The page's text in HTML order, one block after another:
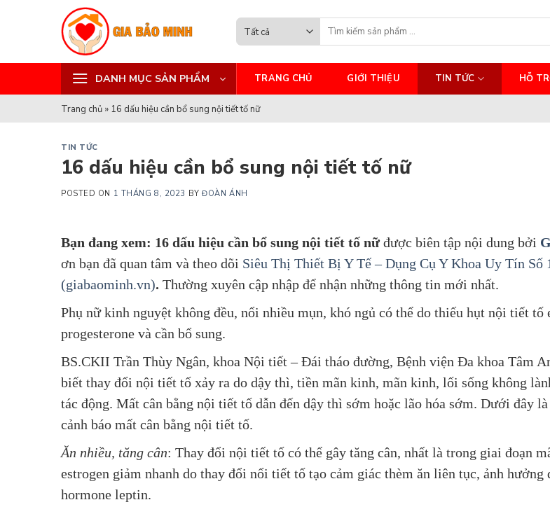
for:
DANH MỤC SẢN PHẨM TRANG CHỦ GIỚI THIỆU TIN TỨC HỖ
Trang chủ » 16 dấu hiệu cần bổ sung nội tiết tố nữ
TIN TỨC
16 dấu hiệu cần bổ sung nội tiết tố nữ
POSTED ON 1 THÁNG 8, 2023 BYĐOÀN ÁNH
Bạn đang xem: 16 dấu hiệu cần bổ sung nội tiết tố nữđược biên tập nội dung bởi
ơn bạn đã quan tâm và theo dõi Siêu Thị Thiết Bị Y Tế – Dụng Cụ Y Khoa Uy Tín Số
(giabaominh.vn). Thường xuyên cập nhập để nhận những thông tin mới nhất.
Phụ nữ kinh nguyệt không đều, nổi nhiều mụn, khó ngủ có thể do thiếu hụt nội tiết tố
progesterone và cần bổ sung.
BS.CKII Trần Thùy Ngân, khoa Nội tiết – Đái tháo đường, Bệnh viện Đa khoa Tâm
biết thay đổi nội tiết tố xảy ra do dậy thì, tiền mãn kinh, mãn kinh, lối sống không
tác động. Mất cân bằng nội tiết tố dẫn đến dậy thì sớm hoặc lão hóa sớm. Dưới đây
cảnh báo mất cân bằng nội tiết tố.
Ăn nhiều, tăng cân: Thay đổi nội tiết tố có thể gây tăng cân, nhất là trong giai đoạn
estrogen giảm nhanh do thay đổi nổi tiết tố tạo cảm giác thèm ăn liên tục, ảnh hưởng
hormone leptin.